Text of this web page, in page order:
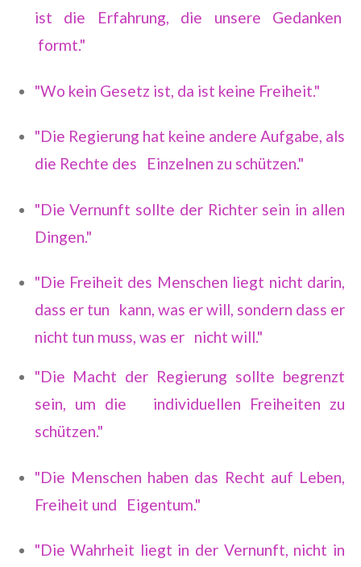
ist die Erfahrung, die unsere Gedanken
formt."
"Wo kein Gesetz ist, da ist keine Freiheit."
"Die Regierung hat keine andere Aufgabe, als
die Rechte des Einzelnen zu schützen."
"Die Vernunft sollte der Richter sein in allen
Dingen."
"Die Freiheit des Menschen liegt nicht darin,
dass er tun kann, was er will, sondern dass er
nicht tun muss, was er nicht will."
"Die Macht der Regierung sollte begrenzt
sein, um die individuellen Freiheiten zu
schützen."
"Die Menschen haben das Recht auf Leben,
Freiheit und Eigentum."
"Die Wahrheit liegt in der Vernunft, nicht in